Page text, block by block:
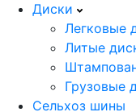
Диски
Легковые
Литые
Грузовые
Сельхоз шины